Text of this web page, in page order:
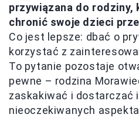
przywiązana do
chronić swoje dzieci
Co jest lepsze: dbać o
korzystać z
To pytanie pozostaje
pewne – rodzina
zaskakiwać i dostarczać
nieoczekiwanych